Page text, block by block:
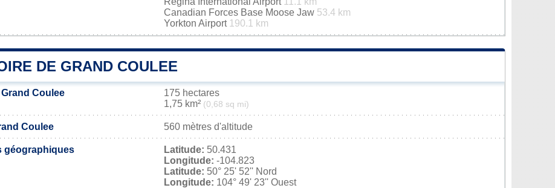
Canadian Forces Base Moose Jaw 53.4 km
Yorkton Airport 190.1 km
DE GRAND COULEE
Coulee
175 hectares
1,75 km² (0,68 sq mi)
Coulee 560 mètres d'altitude
géographiques Latitude: 50.431
Longitude: -104.823
Latitude: 50° 25' 52'' Nord
Longitude: 104° 49' 23'' Ouest